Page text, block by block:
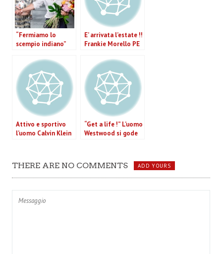
“Fermiamo lo
scempio indiano”
uomo p/e 2014 della
Westwood (VIDEO)
E’ arrivata l’estate !!
Frankie Morello PE
Attivo e sportivo
l’uomo Calvin Klein
“Get a life !” L’uomo
Westwood si gode
THERE ARE NO COMMENTS ADD YOURS